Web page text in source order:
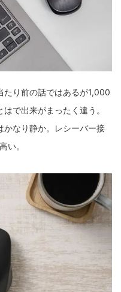
たり前の話ではあるが1,000
で出来がまったく違う。
かなり静か。レシーバー接
い。